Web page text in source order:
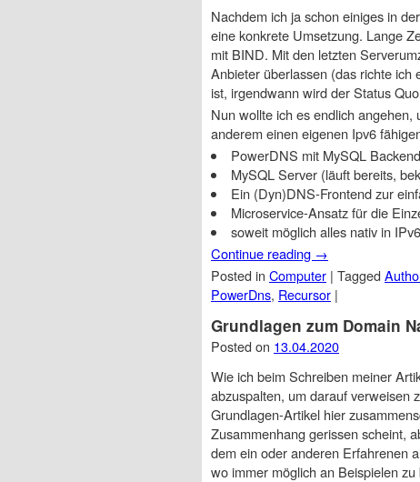
Nachdem ich ja schon einiges in
eine konkrete Umsetzung. Lange
mit BIND. Mit den letzten
Anbieter überlassen (das richte
ist, irgendwann wird der Status
Nun wollte ich es endlich
anderem einen eigenen Ipv6
PowerDNS mit MySQL Backend
MySQL Server (läuft bereits,
Ein (Dyn)DNS-Frontend zur
Microservice-Ansatz für die
soweit möglich alles nativ in IPv6
Continue reading →
Posted in Computer | Tagged
PowerDns, Recursor |
Grundlagen zum Domain
Posted on 13.04.2020
Wie ich beim Schreiben meiner
abzuspalten, um darauf verweisen
Grundlagen-Artikel hier
Zusammenhang gerissen scheint,
dem ein oder anderen Erfahrenen
wo immer möglich an Beispielen zu